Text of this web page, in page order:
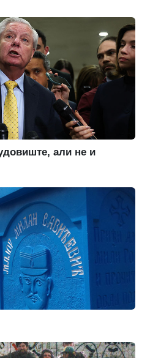
али не и